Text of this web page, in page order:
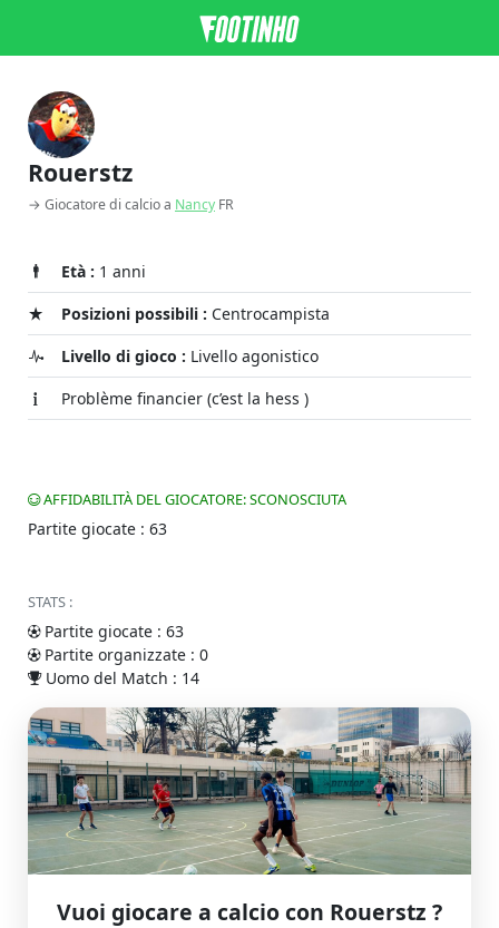
Rouerstz
→ Giocatore di calcio a Nancy FR
Età : 1 anni
Posizioni possibili : Centrocampista
Livello di gioco : Livello agonistico
Problème financier (c’est la hess )
AFFIDABILITÀ DEL GIOCATORE: SCONOSCIUTA
Partite giocate : 63
STATS :
Partite giocate : 63
Partite organizzate : 0
Uomo del Match : 14
Vuoi giocare a calcio con Rouerstz ?